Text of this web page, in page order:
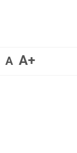
A A+